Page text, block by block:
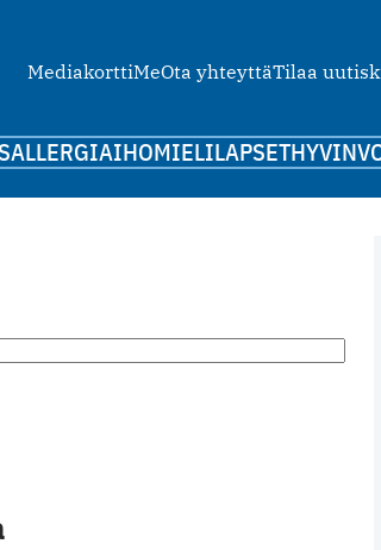
MediakorttiMeOta yhteyttäTilaa
ALLERGIAIHOMIELILAPSET